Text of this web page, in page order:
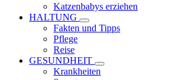
Katzenbabys erziehen
HALTUNG
Fakten und Tipps
Pflege
Reise
GESUNDHEIT
Krankheiten